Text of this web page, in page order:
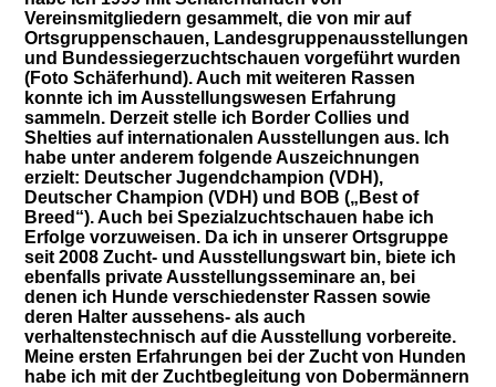
Vereinsmitgliedern gesammelt, die von mir auf
Ortsgruppenschauen, Landesgruppenausstellungen
und Bundessiegerzuchtschauen vorgeführt wurden
(Foto Schäferhund). Auch mit weiteren Rassen
konnte ich im Ausstellungswesen Erfahrung
sammeln. Derzeit stelle ich Border Collies und
Shelties auf internationalen Ausstellungen aus. Ich
habe unter anderem folgende Auszeichnungen
erzielt: Deutscher Jugendchampion (VDH),
Deutscher Champion (VDH) und BOB („Best of
Breed“). Auch bei Spezialzuchtschauen habe ich
Erfolge vorzuweisen. Da ich in unserer Ortsgruppe
seit 2008 Zucht- und Ausstellungswart bin, biete ich
ebenfalls private Ausstellungsseminare an, bei
denen ich Hunde verschiedenster Rassen sowie
deren Halter aussehens- als auch
verhaltenstechnisch auf die Ausstellung vorbereite.
Meine ersten Erfahrungen bei der Zucht von Hunden
habe ich mit der Zuchtbegleitung von Dobermännern